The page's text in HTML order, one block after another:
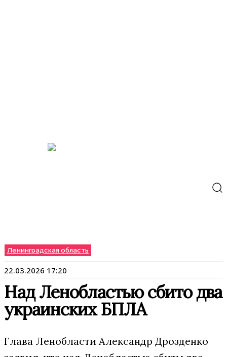
Ленинградская область
22.03.2026 17:20
Над Ленобластью сбито два
украинских БПЛА
Глава Ленобласти Александр Дрозденко